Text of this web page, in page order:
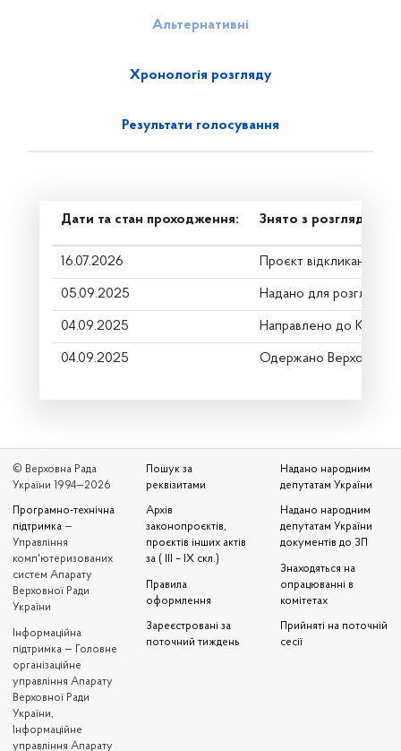
Альтернативні
Хронологія розгляду
Результати голосування
Дати та стан проходження: Знято з розгляду
16.07.2026 Проєкт відкликано
05.09.2025 Надано для розгляду
04.09.2025 Направлено до
04.09.2025 Одержано Верховною
© Верховна Рада
України 1994—2026
Програмно-технічна
підтримка —
Управління
комп'ютеризованих
систем Апарату
Верховної Ради
України
Iнформаційна
підтримка — Головне
організаційне
управління Апарату
Верховної Ради
України,
Інформаційне
управління Апарату
Пошук за
реквізитами
Архів
законопроєктів,
проєктів інших актів
за ( III – IX скл.)
Правила
оформлення
Зареєстровані за
поточний тиждень
Надано народним
депутатам України
Надано народним
депутатам України
документів до ЗП
Знаходяться на
опрацюванні в
комітетах
Прийняті на поточній
сесії